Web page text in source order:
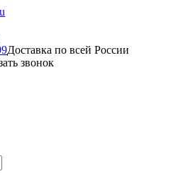
Доставка по всей России
звонок